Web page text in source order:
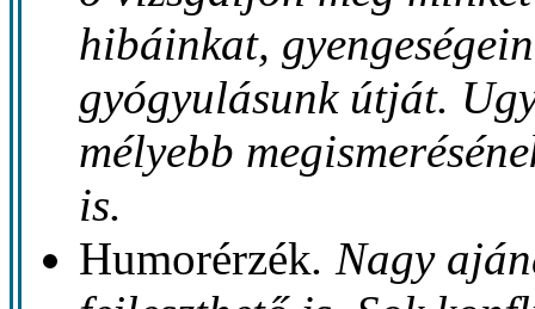
hibáinkat,
gyógyulásunk útját.
mélyebb
is.
Humorérzék. Nagy